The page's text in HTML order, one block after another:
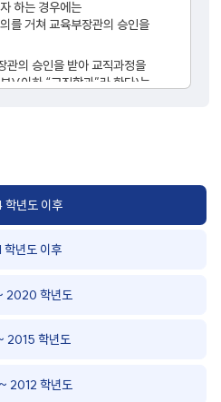
하는 경우에는
를 거쳐 교육부장관의 승인을
관의 승인을 받아 교직과정을
)(이하 “교직학과”라 한다)는
목은 교육부 고시의
장의 승인을 받아 학장이
의 이유로 전공과목으로 개설이
할 수 있다.
여 운영할 수 없다. 다만, 법령
과목명을 변경하여 개설하고자
년도 이후
학년도 이후
2020 학년도
2015 학년도
2012 학년도